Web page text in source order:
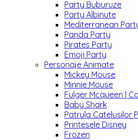
Party Buburuze
Party Albinute
Mediterranean
Panda Party
Pirates Party
Emoji Party
Personaje Animate
Mickey Mouse
Minnie Mouse
Fulger Mcqueen |
Baby Shark
Patrula Catelusilor
Printesele Disney
Frozen